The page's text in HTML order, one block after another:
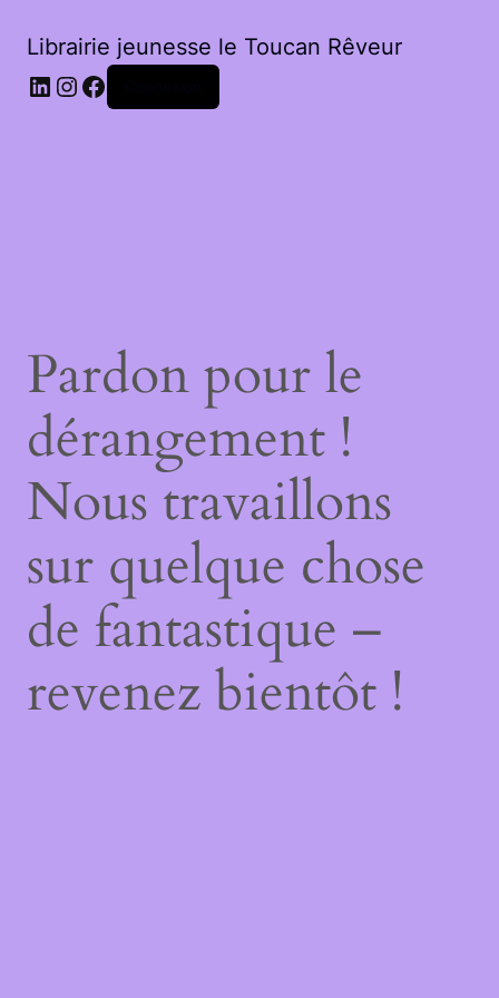
Librairie jeunesse le Toucan Rêveur
LinkedIn
Instagram
Facebook
Pardon pour le
dérangement !
Nous travaillons
sur quelque chose
de fantastique –
revenez bientôt !